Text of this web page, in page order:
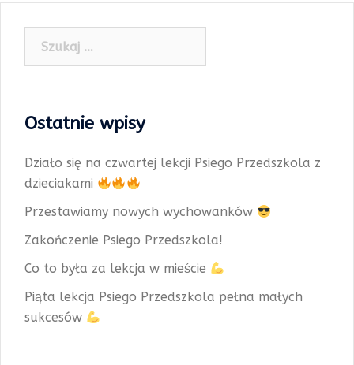
Ostatnie wpisy
Działo się na czwartej lekcji Psiego Przedszkola z
dzieciakami
Przestawiamy nowych wychowanków
Zakończenie Psiego Przedszkola!
Co to była za lekcja w mieście
Piąta lekcja Psiego Przedszkola pełna małych
sukcesów